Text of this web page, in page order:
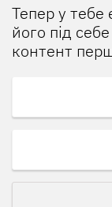
Тепер у тебе
його під
контент